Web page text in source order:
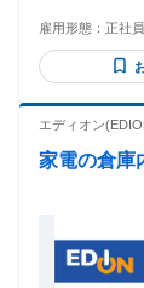
経験から
をしっかり養いたい ■ 異業種
ている先
病院の医
専門知識
る資格】
会社負担
年齢の条
雇用形態： 正社員
エディオン
家電の倉庫